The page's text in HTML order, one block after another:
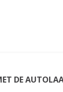
DE